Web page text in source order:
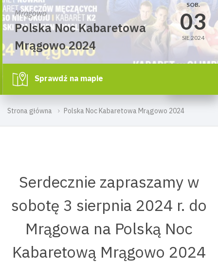
Strona główna Polska Noc Kabaretowa Mrągowo 2024
Mrągowo
Polska Noc Kabaretowa
Mrągowo 2024
SOB.
03
SIE 2024
Sprawdź na mapie
Serdecznie zapraszamy w
sobotę 3 sierpnia 2024 r. do
Mrągowa na Polską Noc
Kabaretową Mrągowo 2024